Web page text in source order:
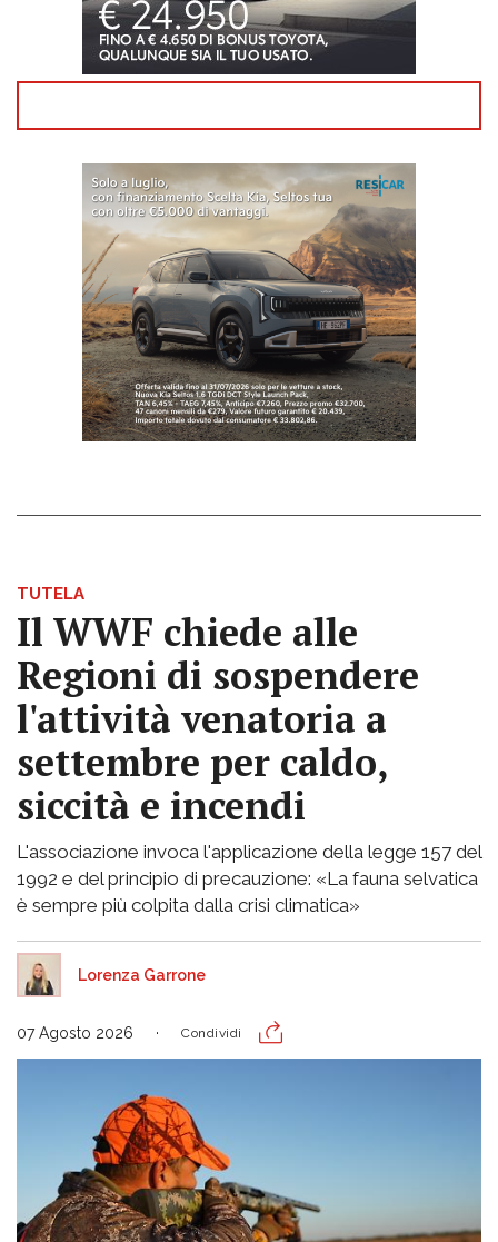
TUTELA
Il WWF chiede alle
Regioni di sospendere
l'attività venatoria a
settembre per caldo,
siccità e incendi
L'associazione invoca l'applicazione della legge 157 del
1992 e del principio di precauzione: «La fauna selvatica
è sempre più colpita dalla crisi climatica»
Lorenza Garrone
07 Agosto 2026 Condividi